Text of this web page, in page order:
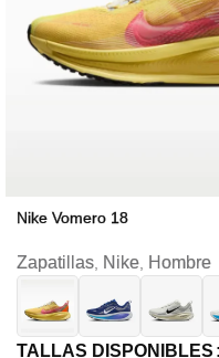
Nike Vomero 18
Zapatillas Nike Hombre
TALLAS DISPONIBLES